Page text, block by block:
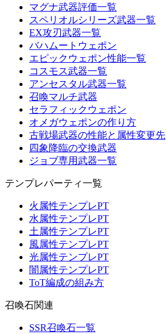
マグナ武器評価一覧
スペリオルシリーズ武器一覧
EX攻刃武器一覧
バハムートウェポン
エピックウェポン性能一覧
コスモス武器一覧
アンセスタル武器一覧
召喚マルチ武器
セラフィックウェポン
オメガウェポンの作り方
古戦場武器の性能と属性変更先
四象降臨の交換武器
ジョブ専用武器一覧
テンプレパーティ一覧
火属性テンプレPT
水属性テンプレPT
土属性テンプレPT
風属性テンプレPT
光属性テンプレPT
闇属性テンプレPT
ToT編成の組み方
召喚石関連
SSR召喚石一覧